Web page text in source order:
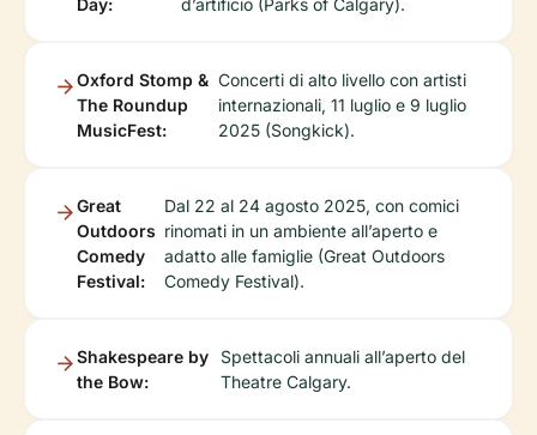
Day:
d’artificio (Parks of Calgary).
Oxford Stomp &
The Roundup
MusicFest:
Concerti di alto livello con artisti
internazionali, 11 luglio e 9 luglio
2025 (Songkick).
Great
Outdoors
Comedy
Festival:
Dal 22 al 24 agosto 2025, con comici
rinomati in un ambiente all’aperto e
adatto alle famiglie (Great Outdoors
Comedy Festival).
Shakespeare by
the Bow:
Spettacoli annuali all’aperto del
Theatre Calgary.